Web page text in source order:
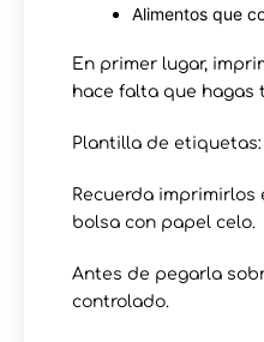
Alimentos que
En primer lugar,
hace falta que hagas
Plantilla de etiquetas:
Recuerda
bolsa con papel celo.
Antes de pegarla
controlado.